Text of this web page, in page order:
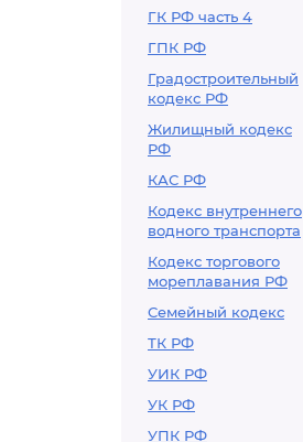
ГК РФ часть 4
ГПК РФ
Градостроительный
кодекс РФ
Жилищный кодекс
РФ
КАС РФ
Кодекс внутреннего
водного транспорта
Кодекс торгового
мореплавания РФ
Семейный кодекс
ТК РФ
УИК РФ
УК РФ
УПК РФ